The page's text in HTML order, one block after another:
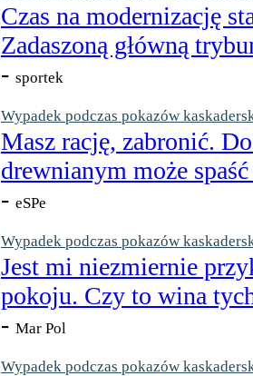
Czas na modernizację
Zadaszoną główną
- sportek
Wypadek podczas pokazów
Masz rację, zabronić.
drewnianym może
- eSPe
Wypadek podczas pokazów
Jest mi niezmiernie
pokoju. Czy to wina
- Mar Pol
Wypadek podczas pokazów